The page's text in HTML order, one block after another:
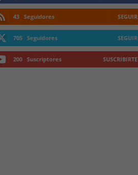
43 Seguidores SEGUIR
705 Seguidores SEGUIR
200 Suscriptores SUSCRIBIRTE